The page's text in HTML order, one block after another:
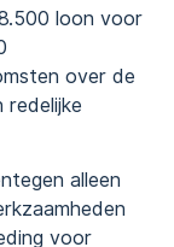
loon voor
over de
redelijke
alleen
voor